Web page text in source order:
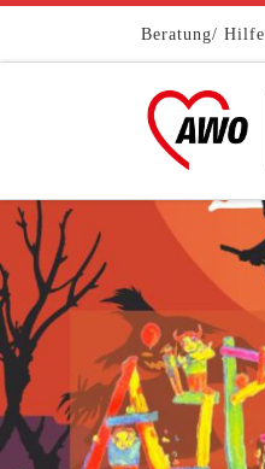
Zum Inhalt springenBeratung/ Hilfe